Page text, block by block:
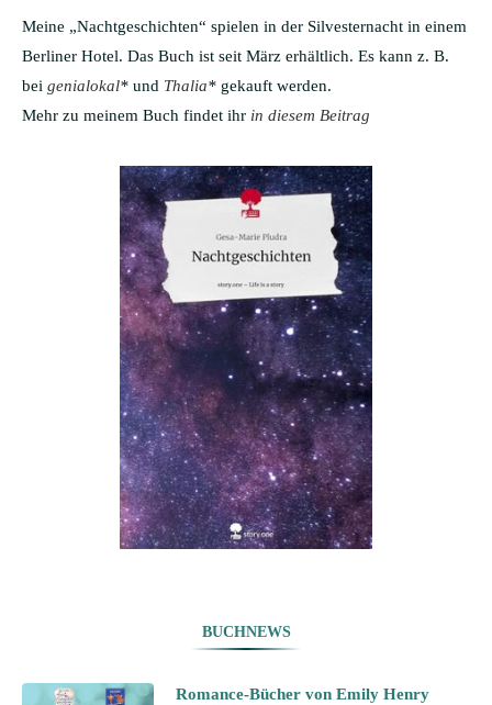
Meine „Nachtgeschichten“ spielen in der Silvesternacht in einem
Berliner Hotel. Das Buch ist seit März erhältlich. Es kann z. B.
bei genialokal* und Thalia* gekauft werden.
Mehr zu meinem Buch findet ihr in diesem Beitrag
BUCHNEWS
Romance-Bücher von Emily Henry